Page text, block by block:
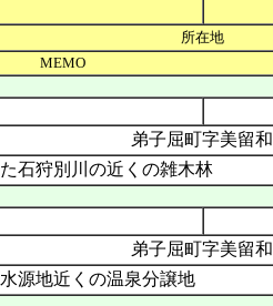
所在地
MEMO
弟子屈町字美留和
石狩別川の近くの雑木林
弟子屈町字美留和
源地近くの温泉分譲地